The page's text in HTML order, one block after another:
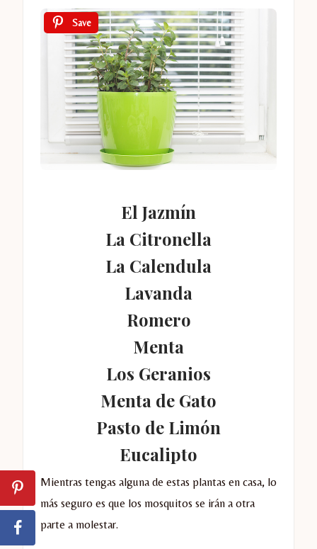
Save
El Jazmín
La Citronella
La Calendula
Lavanda
Romero
Menta
Los Geranios
Menta de Gato
Pasto de Limón
Eucalipto
Mientras tengas alguna de estas plantas en casa, lo
más seguro es que los mosquitos se irán a otra
parte a molestar.